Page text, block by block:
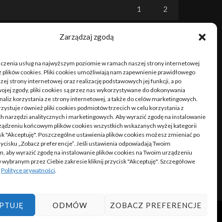
Zarządzaj zgodą
usług na najwyższym poziomie w ramach naszej strony internetowej
plików cookies. Pliki cookies umożliwiają nam zapewnienie prawidłowego
strony internetowej oraz realizację podstawowych jej funkcji, a po
zgody, pliki cookies są przez nas wykorzystywane do dokonywania
korzystania ze strony internetowej, a także do celów marketingowych.
również pliki cookies podmiotów trzecich w celu korzystania z
narzędzi analitycznych i marketingowych. Aby wyrazić zgodę na instalowanie
końcowym plików cookies wszystkich wskazanych wyżej kategorii
"Akceptuję". Poszczególne ustawienia plików cookies możesz zmieniać po
„Zobacz preferencje”. Jeśli ustawienia odpowiadają Twoim
aby wyrazić zgodę na instalowanie plików cookies na Twoim urządzeniu
przez Ciebie zakresie kliknij przycisk "Akceptuję". Szczegółowe
Polityce prywatności.
ODMÓW ZOBACZ PREFERENCJE
1 2
17 18 19 20 21 22 23
24 25 26 27 28 29 30
31
cze